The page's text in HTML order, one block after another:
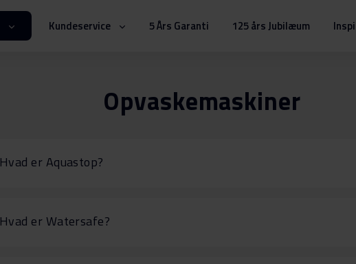
Kundeservice 5 Års Garanti 125 års Jubilæum
Opvaskemaskiner
Hvad er Aquastop?
Hvad er Watersafe?